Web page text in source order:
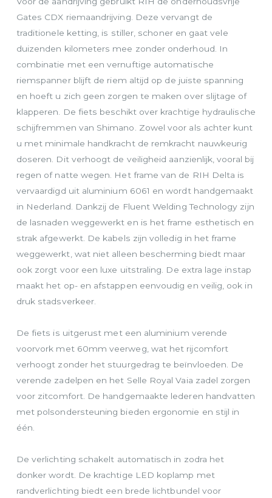
Gates CDX riemaandrijving. Deze vervangt de
traditionele ketting, is stiller, schoner en gaat vele
duizenden kilometers mee zonder onderhoud. In
combinatie met een vernuftige automatische
riemspanner blijft de riem altijd op de juiste spanning
en hoeft u zich geen zorgen te maken over slijtage of
klapperen. De fiets beschikt over krachtige hydraulische
schijfremmen van Shimano. Zowel voor als achter kunt
u met minimale handkracht de remkracht nauwkeurig
doseren. Dit verhoogt de veiligheid aanzienlijk, vooral bij
regen of natte wegen. Het frame van de RIH Delta is
vervaardigd uit aluminium 6061 en wordt handgemaakt
in Nederland. Dankzij de Fluent Welding Technology zijn
de lasnaden weggewerkt en is het frame esthetisch en
strak afgewerkt. De kabels zijn volledig in het frame
weggewerkt, wat niet alleen bescherming biedt maar
ook zorgt voor een luxe uitstraling. De extra lage instap
maakt het op- en afstappen eenvoudig en veilig, ook in
druk stadsverkeer.
De fiets is uitgerust met een aluminium verende
voorvork met 60mm veerweg, wat het rijcomfort
verhoogt zonder het stuurgedrag te beïnvloeden. De
verende zadelpen en het Selle Royal Vaia zadel zorgen
voor zitcomfort. De handgemaakte lederen handvatten
met polsondersteuning bieden ergonomie en stijl in
één.
De verlichting schakelt automatisch in zodra het
donker wordt. De krachtige LED koplamp met
randverlichting biedt een brede lichtbundel voor